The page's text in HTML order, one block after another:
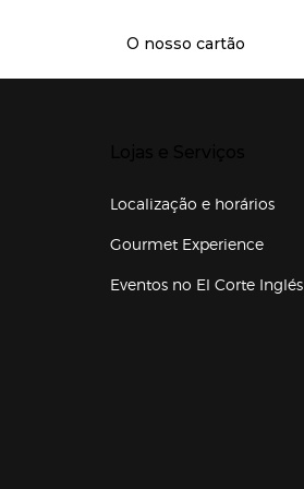
O nosso cartão
Localização e horários
Gourmet Experience
Eventos no El Corte Inglés